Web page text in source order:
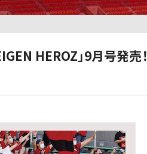
HEROZ」9月号発売！